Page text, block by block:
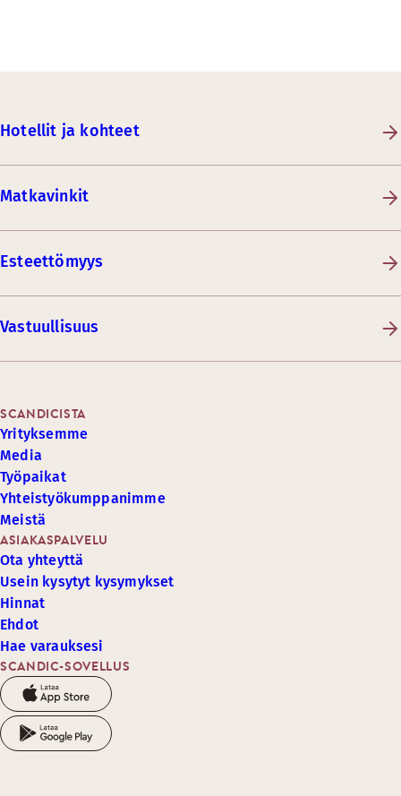
Hotellit ja kohteet
Matkavinkit
Esteettömyys
Vastuullisuus
SCANDIC-SOVELLUS
ASIAKASPALVELU
Ota yhteyttä
Usein kysytyt kysymykset
Hinnat
Ehdot
Hae varauksesi
SCANDICISTA
Yrityksemme
Media
Työpaikat
Yhteistyökumppanimme
Meistä